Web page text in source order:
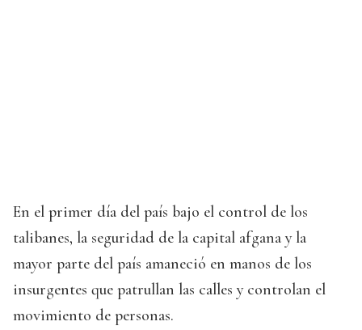
En el primer día del país bajo el control de los
talibanes, la seguridad de la capital afgana y la
mayor parte del país amaneció en manos de los
insurgentes que patrullan las calles y controlan el
movimiento de personas.